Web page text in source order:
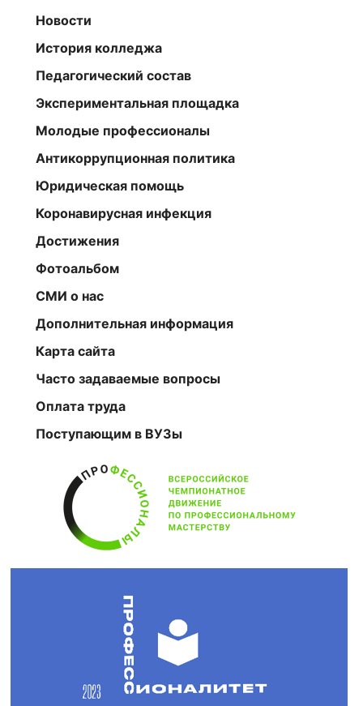
Новости
История колледжа
Педагогический состав
Экспериментальная площадка
Молодые профессионалы
Антикоррупционная политика
Юридическая помощь
Коронавирусная инфекция
Достижения
Фотоальбом
СМИ о нас
Дополнительная информация
Карта сайта
Часто задаваемые вопросы
Оплата труда
Поступающим в ВУЗы